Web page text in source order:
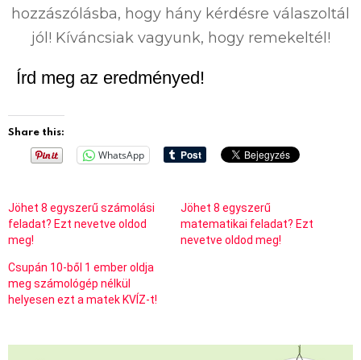
hozzászólásba, hogy hány kérdésre válaszoltál
jól! Kíváncsiak vagyunk, hogy remekeltél!
Írd meg az eredményed!
Share this:
WhatsApp
Jöhet 8 egyszerű számolási
feladat? Ezt nevetve oldod
meg!
Jöhet 8 egyszerű
matematikai feladat? Ezt
nevetve oldod meg!
Csupán 10-ből 1 ember oldja
meg számológép nélkül
helyesen ezt a matek KVÍZ-t!